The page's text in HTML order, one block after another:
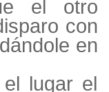
el otro
con
en
lugar el